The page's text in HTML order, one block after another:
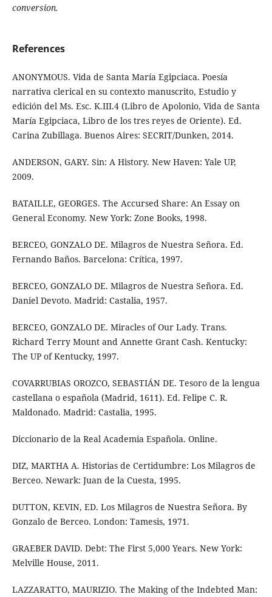
conversion.
References
ANONYMOUS. Vida de Santa María Egipciaca. Poesía
narrativa clerical en su contexto manuscrito, Estudio y
edición del Ms. Esc. K.III.4 (Libro de Apolonio, Vida de Santa
María Egipciaca, Libro de los tres reyes de Oriente). Ed.
Carina Zubillaga. Buenos Aires: SECRIT/Dunken, 2014.
ANDERSON, GARY. Sin: A History. New Haven: Yale UP,
2009.
BATAILLE, GEORGES. The Accursed Share: An Essay on
General Economy. New York: Zone Books, 1998.
BERCEO, GONZALO DE. Milagros de Nuestra Señora. Ed.
Fernando Baños. Barcelona: Crítica, 1997.
BERCEO, GONZALO DE. Milagros de Nuestra Señora. Ed.
Daniel Devoto. Madrid: Castalia, 1957.
BERCEO, GONZALO DE. Miracles of Our Lady. Trans.
Richard Terry Mount and Annette Grant Cash. Kentucky:
The UP of Kentucky, 1997.
COVARRUBIAS OROZCO, SEBASTIÁN DE. Tesoro de la lengua
castellana o española (Madrid, 1611). Ed. Felipe C. R.
Maldonado. Madrid: Castalia, 1995.
Diccionario de la Real Academia Española. Online.
DIZ, MARTHA A. Historias de Certidumbre: Los Milagros de
Berceo. Newark: Juan de la Cuesta, 1995.
DUTTON, KEVIN, ED. Los Milagros de Nuestra Señora. By
Gonzalo de Berceo. London: Tamesis, 1971.
GRAEBER DAVID. Debt: The First 5,000 Years. New York:
Melville House, 2011.
LAZZARATTO, MAURIZIO. The Making of the Indebted Man: